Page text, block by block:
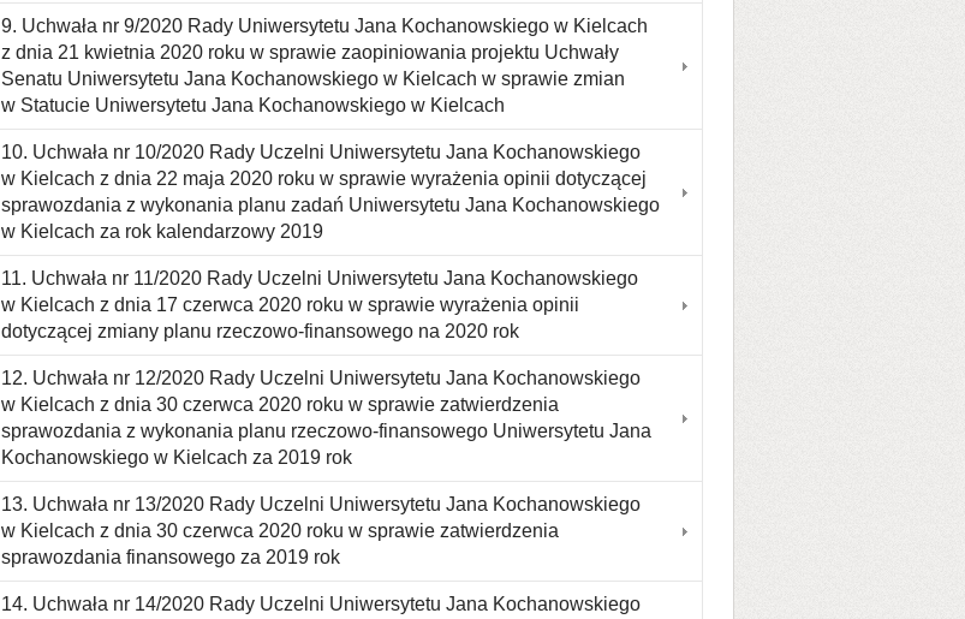
9. Uchwała nr 9/2020 Rady Uniwersytetu Jana Kochanowskiego w Kielcach
z dnia 21 kwietnia 2020 roku w sprawie zaopiniowania projektu Uchwały
Senatu Uniwersytetu Jana Kochanowskiego w Kielcach w sprawie zmian
w Statucie Uniwersytetu Jana Kochanowskiego w Kielcach
10. Uchwała nr 10/2020 Rady Uczelni Uniwersytetu Jana Kochanowskiego
w Kielcach z dnia 22 maja 2020 roku w sprawie wyrażenia opinii dotyczącej
sprawozdania z wykonania planu zadań Uniwersytetu Jana Kochanowskiego
w Kielcach za rok kalendarzowy 2019
11. Uchwała nr 11/2020 Rady Uczelni Uniwersytetu Jana Kochanowskiego
w Kielcach z dnia 17 czerwca 2020 roku w sprawie wyrażenia opinii
dotyczącej zmiany planu rzeczowo-finansowego na 2020 rok
12. Uchwała nr 12/2020 Rady Uczelni Uniwersytetu Jana Kochanowskiego
w Kielcach z dnia 30 czerwca 2020 roku w sprawie zatwierdzenia
sprawozdania z wykonania planu rzeczowo-finansowego Uniwersytetu Jana
Kochanowskiego w Kielcach za 2019 rok
13. Uchwała nr 13/2020 Rady Uczelni Uniwersytetu Jana Kochanowskiego
w Kielcach z dnia 30 czerwca 2020 roku w sprawie zatwierdzenia
sprawozdania finansowego za 2019 rok
14. Uchwała nr 14/2020 Rady Uczelni Uniwersytetu Jana Kochanowskiego